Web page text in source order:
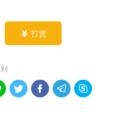
 打赏
   